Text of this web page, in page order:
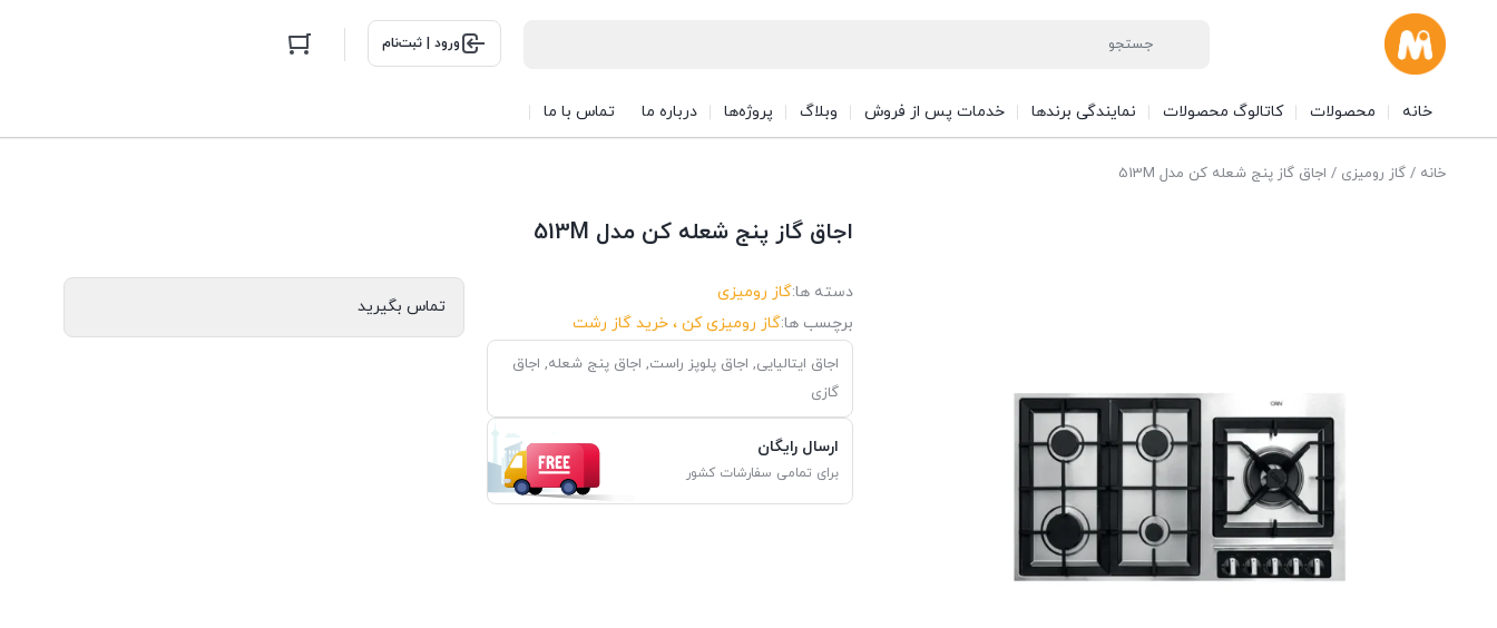
ورود | ثبت‌نام
خانه محصولات کاتالوگ محصولات نمایندگی برندها خدمات پس از فروش وبلاگ پروژه‌ها درباره ما تماس با ما
خانه /گاز رومیزی / اجاق گاز پنج شعله کن مدل 513M
اجاق گاز پنج شعله کن مدل 513M
دسته ها:گاز رومیزی
برچسب ها:گاز رومیزی کن ، خرید گاز رشت
اجاق ایتالیایی,اجاق پلوپز راست,اجاق پنج شعله,اجاق
گازی
ارسال رایگان
برای تمامی سفارشات کشور
تماس بگیرید